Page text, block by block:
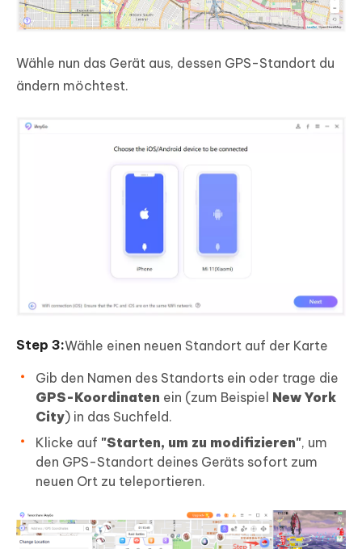
Wähle nun das Gerät aus, dessen GPS-Standort du
ändern möchtest.
Wähle einen neuen Standort auf der Karte
Gib den Namen des Standorts ein oder trage die
GPS-Koordinaten ein (zum Beispiel New York
City) in das Suchfeld.
Klicke auf "Starten, um zu modifizieren", um
den GPS-Standort deines Geräts sofort zum
neuen Ort zu teleportieren.